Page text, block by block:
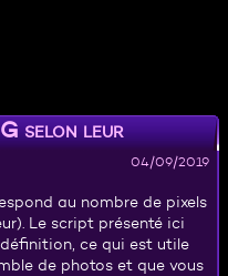
selon leur
04/09/2019
au nombre de pixels
Le script présenté ici
ce qui est utile
de photos et que vous